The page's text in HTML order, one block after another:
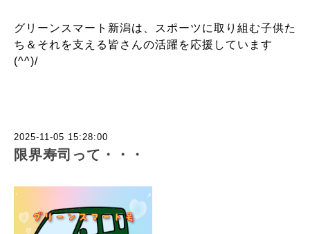
グリーンスマート新潟は、スポーツに取り組む子供た
ち＆それを支える皆さんの活躍を応援しています
(^^)/
2025-11-05 15:28:00
限界寿司って・・・